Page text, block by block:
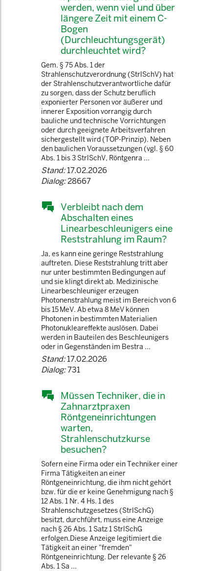
werden, wenn viel und über
längere Zeit mit einem C-
Bogen
(Durchleuchtungsgerät)
durchleuchtet wird?
Gem. § 75 Abs. 1 der
Strahlenschutzverordnung (StrlSchV) hat
der Strahlenschutzverantwortliche dafür
zu sorgen, dass der Schutz beruflich
exponierter Personen vor äußerer und
innerer Exposition vorrangig durch
bauliche und technische Vorrichtungen
oder durch geeignete Arbeitsverfahren
sichergestellt wird (TOP-Prinzip). Neben
den baulichen Voraussetzungen (vgl. § 60
Abs. 1 bis 3 StrlSchV, Röntgenra ...
Stand:17.02.2026
Dialog:28667
Verbleibt nach dem
Abschalten eines
Linearbeschleunigers eine
Reststrahlung im Raum?
Ja, es kann eine geringe Reststrahlung
auftreten. Diese Reststrahlung tritt aber
nur unter bestimmten Bedingungen auf
und sie klingt direkt ab. Medizinische
Linearbeschleuniger erzeugen
Photonenstrahlung meist im Bereich von 6
bis 15 MeV. Ab etwa 8 MeV können
Photonen in bestimmten Materialien
Photonukleareffekte auslösen. Dabei
werden in Bauteilen des Beschleunigers
oder in Gegenständen im Bestra ...
Stand:17.02.2026
Dialog:731
Müssen Techniker, die in
Zahnarztpraxen
Röntgeneinrichtungen
warten,
Strahlenschutzkurse
besuchen?
Sofern eine Firma oder ein Techniker einer
Firma Tätigkeiten an einer
Röntgeneinrichtung, die ihm nicht gehört
bzw. für die er keine Genehmigung nach §
12 Abs. 1 Nr. 4 Hs. 1 des
Strahlenschutzgesetzes (StrlSchG)
besitzt, durchführt, muss eine Anzeige
nach § 26 Abs. 1 Satz 1 StrlSchG
erfolgen.Diese Anzeige legitimiert die
Tätigkeit an einer "fremden"
Röntgeneinrichtung. Der relevante § 26
Abs. 1 Sa ...